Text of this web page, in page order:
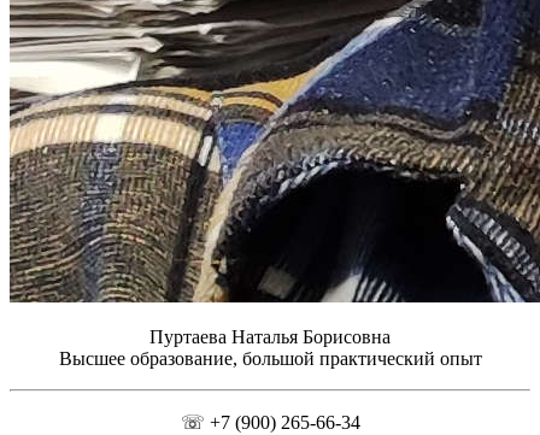
Пуртаева Наталья Борисовна
Высшее образование, большой практический опыт
☏ +7 (900) 265-66-34